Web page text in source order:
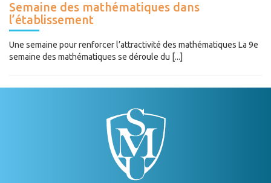
Semaine des mathématiques dans
l’établissement
Une semaine pour renforcer l’attractivité des mathématiques La 9e
semaine des mathématiques se déroule du [...]